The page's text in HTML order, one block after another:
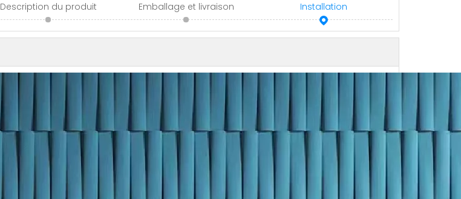
Description du produit Emballage et livraison Installation